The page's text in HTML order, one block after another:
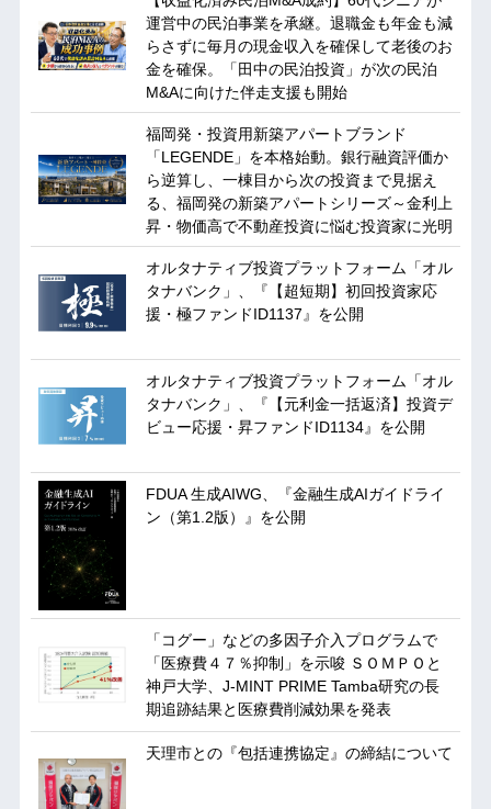
運営中の民泊事業を承継。退職金も年金も減
らさずに毎月の現金収入を確保して老後のお
金を確保。「田中の民泊投資」が次の民泊
M&Aに向けた伴走支援も開始
福岡発・投資用新築アパートブランド
「LEGENDE」を本格始動。銀行融資評価か
ら逆算し、一棟目から次の投資まで見据え
る、福岡発の新築アパートシリーズ～金利上
昇・物価高で不動産投資に悩む投資家に光明
オルタナティブ投資プラットフォーム「オル
タナバンク」、『【超短期】初回投資家応
援・極ファンドID1137』を公開
オルタナティブ投資プラットフォーム「オル
タナバンク」、『【元利金一括返済】投資デ
ビュー応援・昇ファンドID1134』を公開
FDUA 生成AIWG、『金融生成AIガイドライ
ン（第1.2版）』を公開
「コグー」などの多因子介入プログラムで
「医療費４７％抑制」を示唆 ＳＯＭＰＯと
神戸大学、J-MINT PRIME Tamba研究の長
期追跡結果と医療費削減効果を発表
天理市との『包括連携協定』の締結について